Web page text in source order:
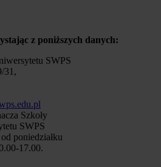
z poniższych danych:
SWPS
31,
Szkoły
SWPS
poniedziałku
17.00.